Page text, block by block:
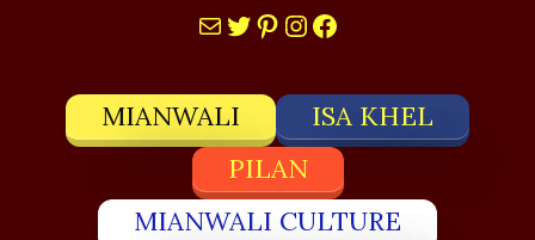
MailTwitter
Pinterest
Instagram
Facebook
MIANWALI
ISA KHEL
PILAN
MIANWALI CULTURE